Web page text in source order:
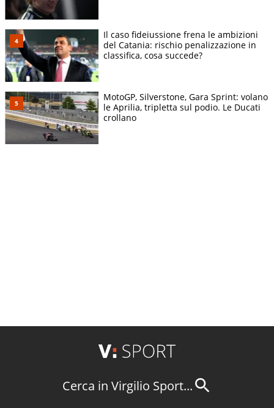
Il caso fideiussione frena le ambizioni
del Catania: rischio penalizzazione in
classifica, cosa succede?
MotoGP, Silverstone, Gara Sprint: volano
le Aprilia, tripletta sul podio. Le Ducati
crollano
Cerca in Virgilio Sport...